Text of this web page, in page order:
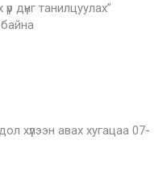
дүнг танилцуулах”
хүлээн авах хугацаа 07-